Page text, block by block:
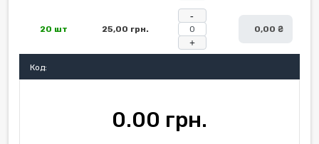
20 шт
25,00 грн.
+
0,00 ₴
Код:
0.00 грн.